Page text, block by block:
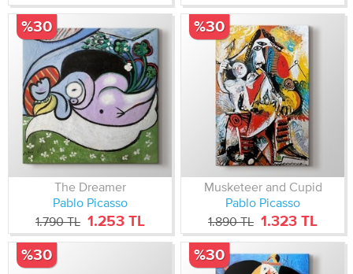
The Dreamer
Pablo Picasso
1.790 TL 1.253 TL
%30
Musketeer and Cupid
Pablo Picasso
1.890 TL 1.323 TL
%30
%30 %30